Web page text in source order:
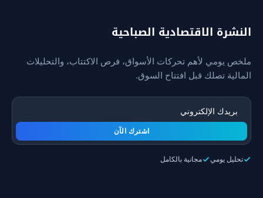
النشرة الاقتصادية الصباحية
ملخص يومي لأهم تحركات الأسواق، فرص الاكتتاب، والتحليلات
المالية تصلك قبل افتتاح السوق.
اشترك الآن
تحليل يومي مجانية بالكامل